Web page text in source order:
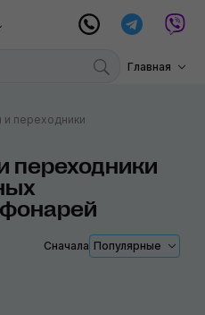
Главная
и переходники
переходники
Сначала Популярные